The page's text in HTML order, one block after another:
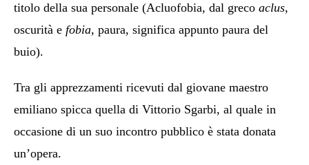
titolo della sua personale (Acluofobia, dal greco aclus,
oscurità e fobia, paura, significa appunto paura del
buio).
Tra gli apprezzamenti ricevuti dal giovane maestro
emiliano spicca quella di Vittorio Sgarbi, al quale in
occasione di un suo incontro pubblico è stata donata
un’opera.